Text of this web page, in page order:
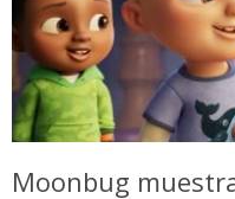
Moonbug